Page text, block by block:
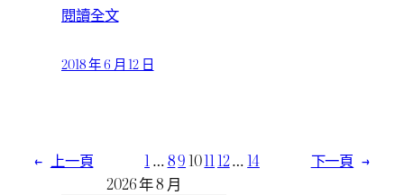
閱讀全文
2018 年 6 月 12 日
← 上一頁 1…89101112…14 下一頁 →
2026 年 8 月